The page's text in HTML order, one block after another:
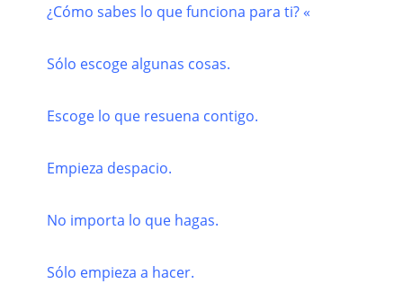
¿Cómo sabes lo que funciona para ti? «
Sólo escoge algunas cosas.
Escoge lo que resuena contigo.
Empieza despacio.
No importa lo que hagas.
Sólo empieza a hacer.